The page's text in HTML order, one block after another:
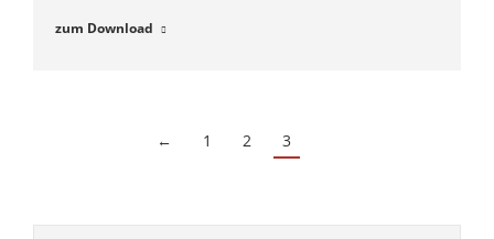
zum Download
← 1 2 3